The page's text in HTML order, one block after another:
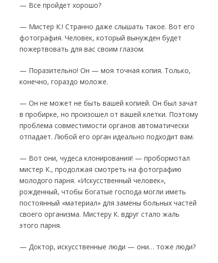
— Все пройдет хорошо?
— Мистер К.! Странно даже слышать та­кое. Вот его
фотография. Человек, который вынужден будет
пожертвовать для вас своим глазом.
— Поразительно! Он — моя точная копия. Только,
конечно, гораздо моложе.
— Он не может не быть вашей копией. Он был зачат
в пробирке, но произошел от вашей клетки. Поэтому
проблема совместимости ор­ганов автоматически
отпадает. Любой его орган идеально подходит вам.
— Вот они, чудеса клонирования! — пробор­мотал
мистер К., продолжая смотреть на фо­тографию
молодого парня. «Искусствен­ный человек»,
рожденный, чтобы богатые гос­пода могли иметь
постоянный «материал» для замены больных частей
своего организма. Мистеру К. вдруг стало жаль
этого парня.
— Доктор, искусственные люди — они… тоже люди?